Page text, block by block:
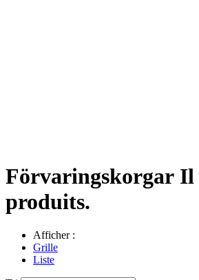
Förvaringskorgar Il
produits.
Afficher :
Grille
Liste